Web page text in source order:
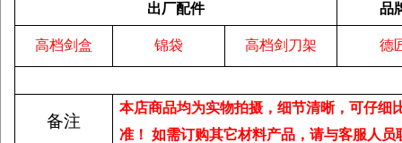
出厂配件
品
高档剑盒 锦袋 高档剑刀架 德
备注
本店商品均为实物拍摄，细节清晰，可仔细
准！ 如需订购其它材料产品，请与客服人员